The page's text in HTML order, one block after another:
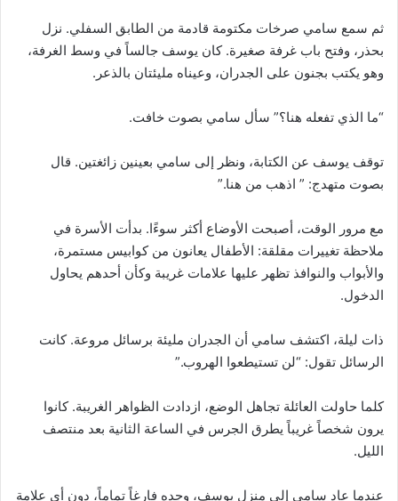
ثم سمع سامي صرخات مكتومة قادمة من الطابق السفلي. نزل
بحذر، وفتح باب غرفة صغيرة. كان يوسف جالساً في وسط الغرفة،
وهو يكتب بجنون على الجدران، وعيناه مليئتان بالذعر.
“ما الذي تفعله هنا؟” سأل سامي بصوت خافت.
توقف يوسف عن الكتابة، ونظر إلى سامي بعينين زائغتين. قال
بصوت متهدج: ” اذهب من هنا.”
مع مرور الوقت، أصبحت الأوضاع أكثر سوءًا. بدأت الأسرة في
ملاحظة تغييرات مقلقة: الأطفال يعانون من كوابيس مستمرة،
والأبواب والنوافذ تظهر عليها علامات غريبة وكأن أحدهم يحاول
الدخول.
ذات ليلة، اكتشف سامي أن الجدران مليئة برسائل مروعة. كانت
الرسائل تقول: “لن تستيطعوا الهروب.”
كلما حاولت العائلة تجاهل الوضع، ازدادت الظواهر الغريبة. كانوا
يرون شخصاً غريباً يطرق الجرس في الساعة الثانية بعد منتصف
الليل.
عندما عاد سامي إلى منزل يوسف، وجده فارغاً تماماً، دون أي علامة